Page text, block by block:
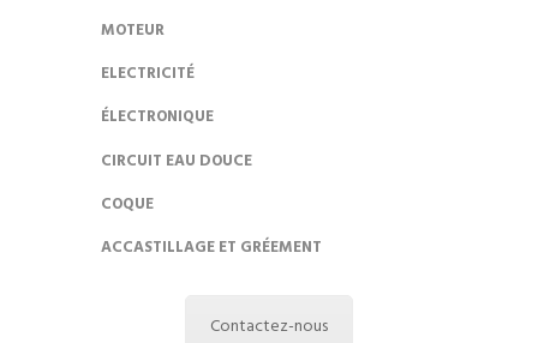
MOTEUR
ELECTRICITÉ
ÉLECTRONIQUE
CIRCUIT EAU DOUCE
COQUE
ACCASTILLAGE ET GRÉEMENT
Contactez-nous